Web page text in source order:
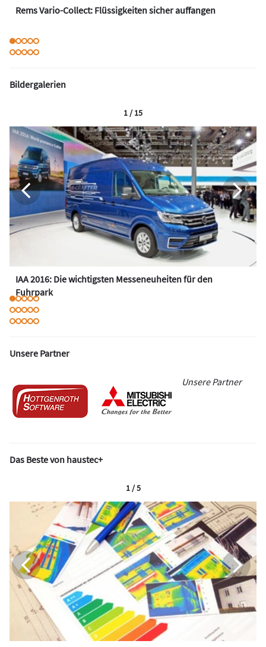
Rems Vario-Collect: Flüssigkeiten sicher auffangen
Bildergalerien
IAA 2016: Die wichtigsten Messeneuheiten für den
Fuhrpark
1 / 15
Unsere Partner
Unsere Partner
Das Beste von haustec+
1 / 5